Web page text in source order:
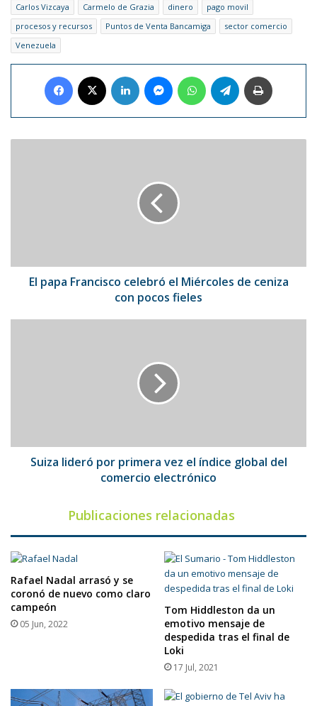
Carlos Vizcaya
Carmelo de Grazia dinero
pago movil
procesos y recursos
Puntos de Venta Bancamiga
sector comercio
Venezuela
Facebook LinkedIn MessengerWhatsAppTelegram
con
pocosEl papa Francisco celebró el Miércoles de ceniza
con pocos fieles
del
comercioSuiza lideró por primera vez el índice global del
comercio electrónico
Publicaciones relacionadas
Rafael Nadal arrasó y se
coronó de nuevo como claro
campeón
05 Jun, 2022
Tom Hiddleston da un
emotivo mensaje de
despedida tras el final de
Loki
17 Jul, 2021